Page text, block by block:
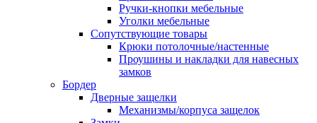
Ручки-кнопки мебельные
Уголки мебельные
Сопутствующие товары
Крюки потолочные/настенные
Проушины и накладки для навесных
замков
Бордер
Дверные защелки
Механизмы/корпуса защелок